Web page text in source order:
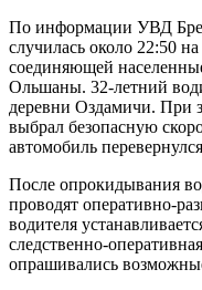
По информации УВД
случилась около 22:50
соединяющей
Ольшаны. 32-летний
деревни Оздамичи. При
выбрал безопасную
автомобиль
После опрокидывания
проводят оперативно-
водителя
следственно-
опрашивались